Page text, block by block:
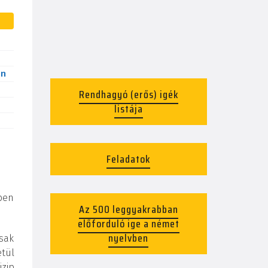
Rendhagyó (erős) igék
listája
Feladatok
Az 500 leggyakrabban
előforduló ige a német
nyelvben